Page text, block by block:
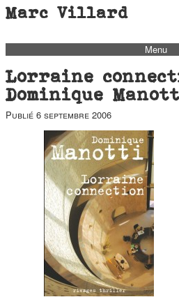
Marc Villard
Menu
biblio
barbès
music
autofiction
interviews
polaroid
famille
blog
short
Lorraine
Dominique
Publié 6 septembre 2006